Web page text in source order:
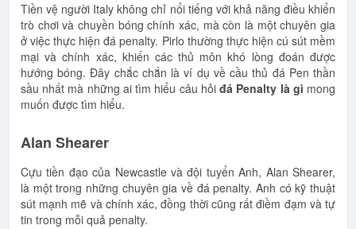
Tiền vệ người Italy không chỉ nổi tiếng với khả năng điều khiển
trò chơi và chuyền bóng chính xác, mà còn là một chuyên gia
ở việc thực hiện đá penalty. Pirlo thường thực hiện cú sút mềm
mại và chính xác, khiến các thủ môn khó lòng đoán được
hướng bóng. Đây chắc chắn là ví dụ về cầu thủ đá Pen thần
sầu nhất mà những ai tìm hiểu câu hỏiđá Penalty là gì mong
muốn được tìm hiểu.
Alan Shearer
Cựu tiền đạo của Newcastle và đội tuyển Anh, Alan Shearer,
là một trong những chuyên gia về đá penalty. Anh có kỹ thuật
sút mạnh mẽ và chính xác, đồng thời cũng rất điềm đạm và tự
tin trong mỗi quả penalty.